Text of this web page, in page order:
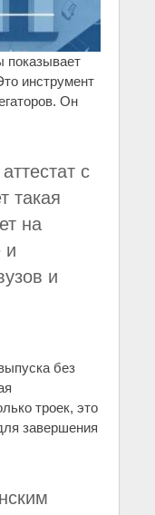
показывает
инструмент
Он
с
такая
на
и
и
без
троек, это
завершения